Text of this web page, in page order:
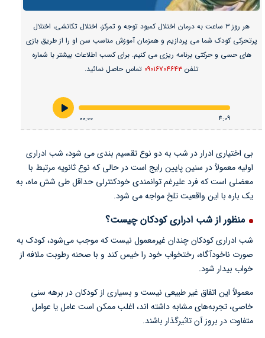
هر روز ۳ ساعت به درمان اختلال کمبود توجه و تمرکز، اختلال تکانشی، اختلال
پرتحرکی کودک شما می پردازیم و همزمان آموزش مناسب سن او را از طریق بازی
های حسی و حرکتی برنامه ریزی می کنیم. برای کسب اطلاعات بیشتر با شماره
تلفن۰۹۰۱۶۷۰۴۶۴۳ تماس حاصل نمائید.
۰۰:۰۰ 4:09
بی اختیاری ادرار در شب به دو نوع تقسیم بندی می شود، شب ادراری
اولیه معمولاً در سنین پایین رایج است در حالی که نوع ثانویه مرتبط با
معضلی است که فرد علیرغم توانمندی خودکنترلی حداقل طی شش ماه، به
یک باره با این واقعیت تلخ مواجه می شود.
منظور از شب ادراری کودکان چیست؟
شب ادراری کودکان چندان غیرمعمول نیست که موجب می‌شود، کودک به
صورت ناخودآگاه، رختخواب خود را خیس کند و با صحنه رطوبت ملافه از
خواب بیدار شود.
معمولاً این اتفاق غیر طبیعی نیست و بسیاری از کودکان در برهه سنی
خاصی، تجربه‌های مشابه داشته اند، اغلب ممکن است عامل یا عوامل
متفاوت در بروز آن تاثیرگذار باشند.